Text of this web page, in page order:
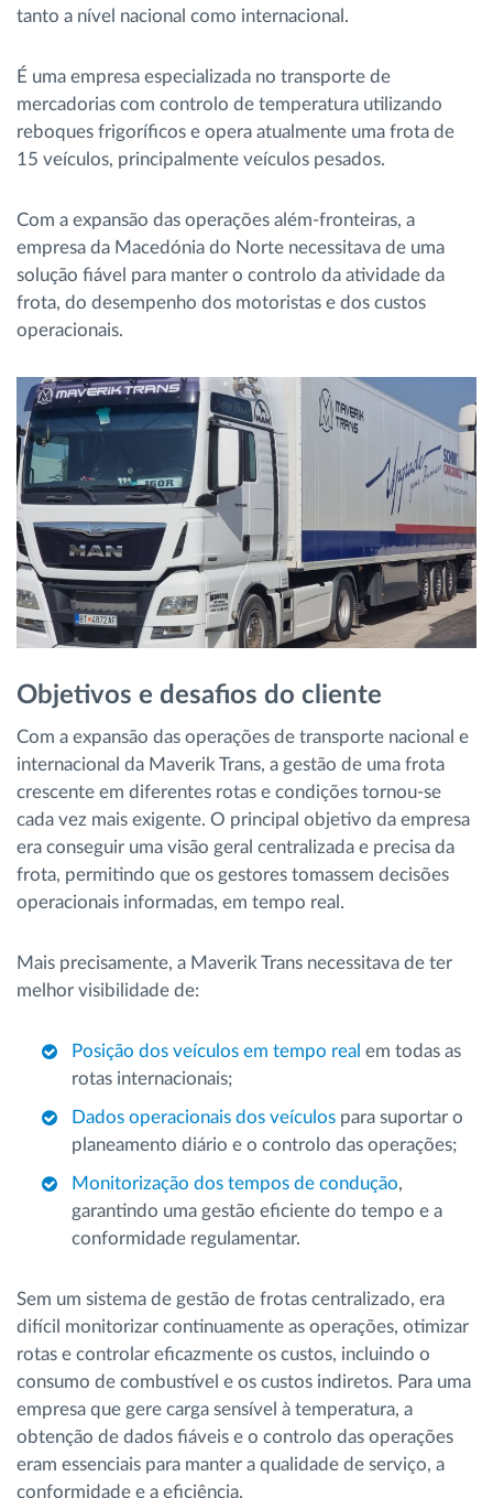
tanto a nível nacional como internacional.
É uma empresa especializada no transporte de
mercadorias com controlo de temperatura utilizando
reboques frigoríficos e opera atualmente uma frota de
15 veículos, principalmente veículos pesados.
Com a expansão das operações além-fronteiras, a
empresa da Macedónia do Norte necessitava de uma
solução fiável para manter o controlo da atividade da
frota, do desempenho dos motoristas e dos custos
operacionais.
Objetivos e desafios do cliente
Com a expansão das operações de transporte nacional e
internacional da Maverik Trans, a gestão de uma frota
crescente em diferentes rotas e condições tornou-se
cada vez mais exigente. O principal objetivo da empresa
era conseguir uma visão geral centralizada e precisa da
frota, permitindo que os gestores tomassem decisões
operacionais informadas, em tempo real.
Mais precisamente, a Maverik Trans necessitava de ter
melhor visibilidade de:
Posição dos veículos em tempo real em todas as
rotas internacionais;
Dados operacionais dos veículos para suportar o
planeamento diário e o controlo das operações;
Monitorização dos tempos de condução,
garantindo uma gestão eficiente do tempo e a
conformidade regulamentar.
Sem um sistema de gestão de frotas centralizado, era
difícil monitorizar continuamente as operações, otimizar
rotas e controlar eficazmente os custos, incluindo o
consumo de combustível e os custos indiretos. Para uma
empresa que gere carga sensível à temperatura, a
obtenção de dados fiáveis e o controlo das operações
eram essenciais para manter a qualidade de serviço, a
conformidade e a eficiência.